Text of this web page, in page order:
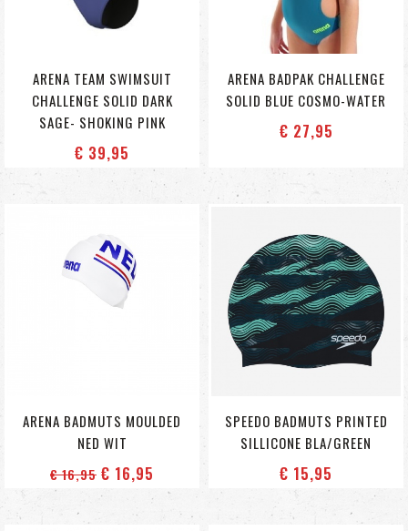
ARENA TEAM SWIMSUIT
CHALLENGE SOLID DARK
SAGE- SHOKING PINK
€ 39,95
ARENA BADPAK CHALLENGE
SOLID BLUE COSMO-WATER
€ 27,95
ARENA BADMUTS MOULDED
NED WIT
€ 16,95 € 16,95
SPEEDO BADMUTS PRINTED
SILLICONE BLA/GREEN
€ 15,95